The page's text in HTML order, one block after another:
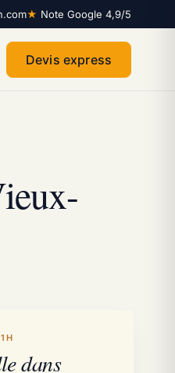
★ Note Google 4,9/5
Devis express
dans